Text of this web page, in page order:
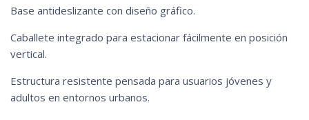
Base antideslizante con diseño gráfico.
Caballete integrado para estacionar fácilmente en posición
vertical.
Estructura resistente pensada para usuarios jóvenes y
adultos en entornos urbanos.